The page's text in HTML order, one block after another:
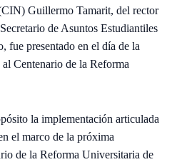
Guillermo Tamarit, del rector
de Asuntos Estudiantiles
fue presentado en el día de la
Centenario de la Reforma
la implementación articulada
el marco de la próxima
de la Reforma Universitaria de